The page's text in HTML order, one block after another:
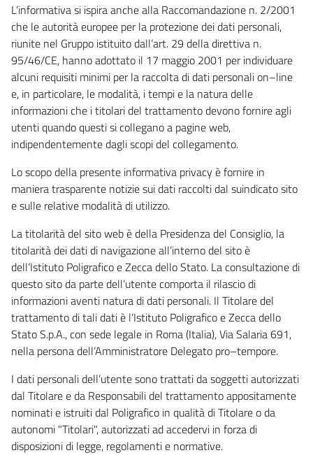
L’informativa si ispira anche alla Raccomandazione n. 2/2001
che le autorità europee per la protezione dei dati personali,
riunite nel Gruppo istituito dall’art. 29 della direttiva n.
95/46/CE, hanno adottato il 17 maggio 2001 per individuare
alcuni requisiti minimi per la raccolta di dati personali on–line
e, in particolare, le modalità, i tempi e la natura delle
informazioni che i titolari del trattamento devono fornire agli
utenti quando questi si collegano a pagine web,
indipendentemente dagli scopi del collegamento.
Lo scopo della presente informativa privacy è fornire in
maniera trasparente notizie sui dati raccolti dal suindicato sito
e sulle relative modalità di utilizzo.
La titolarità del sito web è della Presidenza del Consiglio, la
titolarità dei dati di navigazione all’interno del sito è
dell’Istituto Poligrafico e Zecca dello Stato. La consultazione di
questo sito da parte dell’utente comporta il rilascio di
informazioni aventi natura di dati personali. Il Titolare del
trattamento di tali dati è l’Istituto Poligrafico e Zecca dello
Stato S.p.A., con sede legale in Roma (Italia), Via Salaria 691,
nella persona dell’Amministratore Delegato pro–tempore.
I dati personali dell’utente sono trattati da soggetti autorizzati
dal Titolare e da Responsabili del trattamento appositamente
nominati e istruiti dal Poligrafico in qualità di Titolare o da
autonomi "Titolari", autorizzati ad accedervi in forza di
disposizioni di legge, regolamenti e normative.